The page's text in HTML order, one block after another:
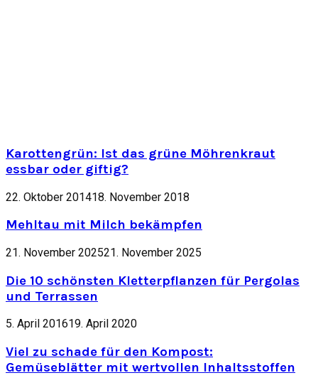
Karottengrün: Ist das grüne Möhrenkraut
essbar oder giftig?
22. Oktober 201418. November 2018
Mehltau mit Milch bekämpfen
21. November 202521. November 2025
Die 10 schönsten Kletterpflanzen für Pergolas
und Terrassen
5. April 201619. April 2020
Viel zu schade für den Kompost:
Gemüseblätter mit wertvollen Inhaltsstoffen